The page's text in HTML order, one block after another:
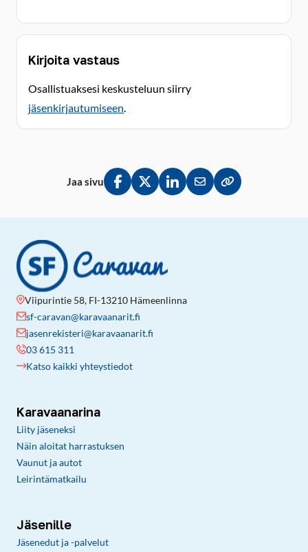
Kirjoita vastaus
Osallistuaksesi keskusteluun siirry
jäsenkirjautumiseen.
Jaa sivu
Jaa Facebookissa
Jaa Twitterissä
Jaa LinkedInissä
Jaa sähköpostitse
Kopioi linkki
Viipurintie 58, FI-13210 Hämeenlinna
sf-caravan@karavaanarit.fi
jasenrekisteri@karavaanarit.fi
03 615 311
Katso kaikki yhteystiedot
Karavaanarina
Liity jäseneksi
Näin aloitat harrastuksen
Vaunut ja autot
Leirintämatkailu
Jäsenille
Jäsenedut ja -palvelut